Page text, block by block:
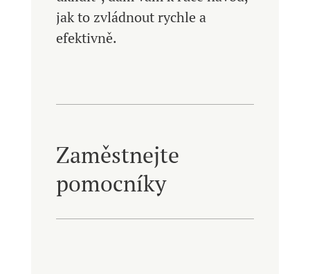
jak to zvládnout rychle a
efektivně.
Zaměstnejte
pomocníky